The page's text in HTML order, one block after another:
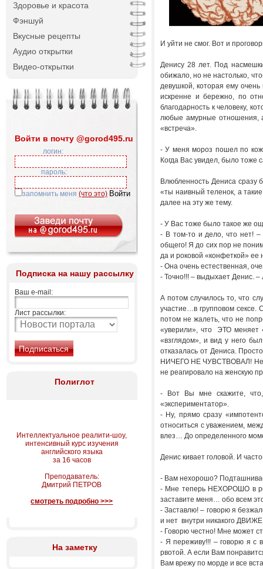
Здоровье и красота
Фэншуй
Вкусные рецепты
Аудио открытки
Видео-открытки
Войти в почту @gorod495.ru
логин:
пароль:
запомнить меня (что это)
Подписка на нашу рассылку
Ваш e-mail:
Лист рассылки:
Полиглот
Интеллектуальное реалити-шоу,
интенсивный курс изучения
английского языка
за 16 часов
Преподаватель:
Дмитрий ПЕТРОВ
смотреть подробно >>>
На заметку
И уйти не смог. Вот и
Денису 28 лет. Под
обижало, но не настолько,
девушкой, которая ему
искренне и бережно, по
благодарность к человеку,
любые амурные отношения,
«встреча».
- У меня мороз пошел по
Когда Вас увидел, было
Влюбленность Дениса сразу
«ты наивный теленок, а
далее на эту же тему.
- У Вас тоже было такое же
- В том-то и дело, что нет! –
общего! Я до сих пор не
да и роковой «конфеткой»
- Она очень естественная,
- Точно!!! – выдыхает Денис.
А потом случилось то, что
участие…в групповом сексе.
потом не жалеть, что не
«уверили», что ЭТО
«взглядом», и вид у него
отказалась от Дениса.
НИЧЕГО НЕ ЧУВСТВОВАЛ! Не
не реагировало на женскую
- Вот Вы мне скажите,
«экспериментатор».
- Ну, прямо сразу
относиться с уважением,
влез… До определенного
Денис кивает головой. И
- Вам нехорошо?
- Мне теперь НЕХОРОШО в
заставите меня… обо всем
- Заставлю! – говорю я
и нет внутри никакого
- Говорю честно! Мне может
- Я переживу!!! – говорю я с
рвотой. А если Вам
Вам врежу по морде и все